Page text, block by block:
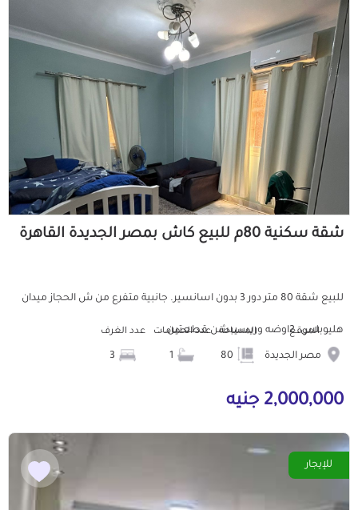
شقة سكنية 80م للبيع كاش بمصر الجديدة القاهرة
للبيع شقة 80 متر دور 3 بدون اسانسير. جانبية متفرع من ش الحجاز ميدان
هليوبلس. 2اوضه وريسيبشن قطعتين...
الموقع
مصر الجديدة
المساحة عدد الحمامات عدد الغرف
2,000,000 جنيه
للإيجار